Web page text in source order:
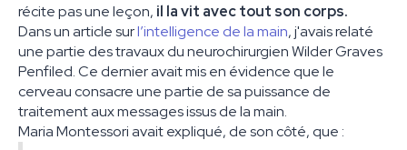
récite pas une leçon, il la vit avec tout son corps.
Dans un article surl’intelligence de la main, j'avais relaté
une partie des travaux du neurochirurgien Wilder Graves
Penfiled. Ce dernier avait mis en évidence que le
cerveau consacre une partie de sa puissance de
traitement aux messages issus de la main.
Maria Montessori avait expliqué, de son côté, que :